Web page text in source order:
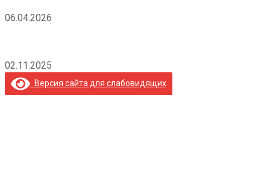
06.04.2026
02.11.2025
Версия сайта для слабовидящих